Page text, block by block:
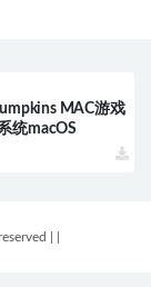
MAC游戏
统macOS